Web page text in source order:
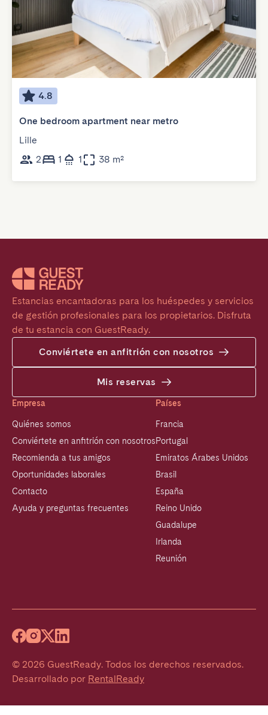
4.8
One bedroom apartment near metro
Lille
2
1 1 38 m²
Estancias encantadoras para los huéspedes y servicios
de gestión profesionales para los propietarios. Disfruta
de tu estancia con GuestReady.
Conviértete en anfitrión con nosotros
Mis reservas
Empresa
Quiénes somos
Conviértete en anfitrión con nosotros
Recomienda a tus amigos
Oportunidades laborales
Contacto
Ayuda y preguntas frecuentes
Países
Francia
Portugal
Emiratos Árabes Unidos
Brasil
España
Reino Unido
Guadalupe
Irlanda
Reunión
© 2026 GuestReady. Todos los derechos reservados.
Desarrollado por RentalReady